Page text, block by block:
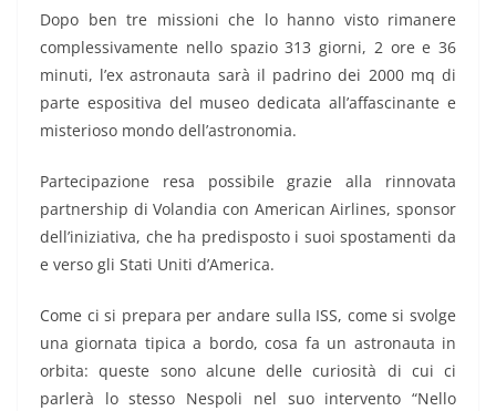
Dopo ben tre missioni che lo hanno visto rimanere
complessivamente nello spazio 313 giorni, 2 ore e 36
minuti, l’ex astronauta sarà il padrino dei 2000 mq di
parte espositiva del museo dedicata all’affascinante e
misterioso mondo dell’astronomia.
Partecipazione resa possibile grazie alla rinnovata
partnership di Volandia con American Airlines, sponsor
dell’iniziativa, che ha predisposto i suoi spostamenti da
e verso gli Stati Uniti d’America.
Come ci si prepara per andare sulla ISS, come si svolge
una giornata tipica a bordo, cosa fa un astronauta in
orbita: queste sono alcune delle curiosità di cui ci
parlerà lo stesso Nespoli nel suo intervento “Nello